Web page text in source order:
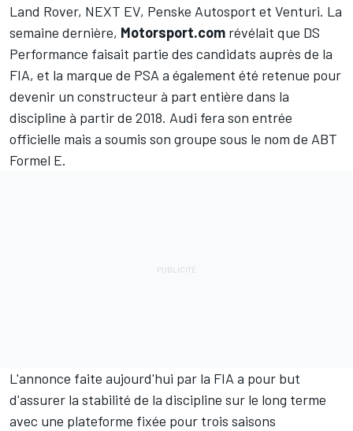
Land Rover, NEXT EV, Penske Autosport et Venturi. La
semaine dernière, Motorsport.com révélait que DS
Performance faisait partie des candidats auprès de la
FIA, et la marque de PSA a également été retenue pour
devenir un constructeur à part entière dans la
discipline à partir de 2018. Audi fera son entrée
officielle mais a soumis son groupe sous le nom de ABT
Formel E.
L'annonce faite aujourd'hui par la FIA a pour but
d'assurer la stabilité de la discipline sur le long terme
avec une plateforme fixée pour trois saisons